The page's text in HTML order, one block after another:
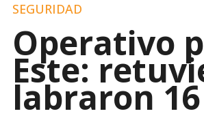
SEGURIDAD
Operativo
Este:
labraron